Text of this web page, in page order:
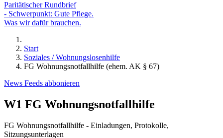
Paritätischer Rundbrief
- Schwerpunkt: Gute Pflege.
Was wir dafür brauchen.
Start
Soziales / Wohnungslosenhilfe
FG Wohnungsnotfallhilfe (ehem. AK § 67)
News Feeds abbonieren
W1 FG Wohnungsnotfallhilfe
FG Wohnungsnotfallhilfe - Einladungen, Protokolle,
Sitzungsunterlagen